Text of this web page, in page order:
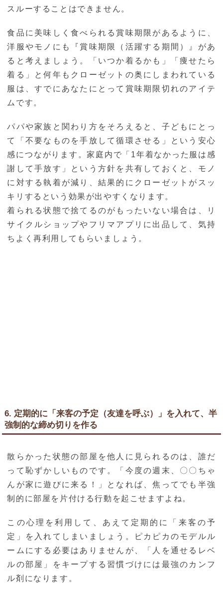
スルーすることはできません。
食品に美味しく食べられる賞味期限があるように、
洋服やモノにも『賞味期限（活躍する期間）』があ
ると考えましょう。「いつか着るかも」「痩せたら
着る」と何年もクローゼットの奥にしまわれている
服は、すでにあなたにとって賞味期限切れのアイテ
ムです。
パパや家族と関わり方をそろえると、子どもにとっ
て「不要なものを手放して循環させる」という安心
感につながります。家庭内で「1年着なかった服は感
謝して手放す」という方針を共有しておくと、モノ
に対する執着が減り、結果的にクローゼットがスッ
キリするという効果が出やすくなります。
着られる状態で捨てるのがもったいない場合は、リ
サイクルショップやフリマアプリに出品して、気持
ちよく再利用してもらいましょう。
6. 定期的に「来客の予定（友達を呼ぶ）」を入れて、半
強制的な締め切りを作る
散らかった状態の部屋を他人に見られるのは、誰だ
って恥ずかしいものです。「今度の週末、〇〇ちゃ
んが家に遊びに来る！」となれば、焦ってでも半強
制的に部屋を片付ける行動を起こせますよね。
この心理を利用して、あえて定期的に「来客の予
定」を入れてしまいましょう。ピカピカのモデルル
ームにする必要はありませんが、「人を通せるレベ
ルの部屋」をキープする習慣づけには最強のカンフ
ル剤になります。